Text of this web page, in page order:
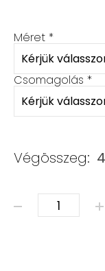
Méret *
Csomagolás *
Végösszeg: